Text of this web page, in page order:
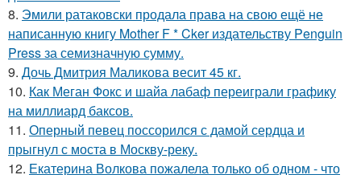
8. Эмили ратаковски продала права на свою ещё не
написанную книгу Mother F * Cker издательству Penguin
Press за семизначную сумму.
9. Дочь Дмитрия Маликова весит 45 кг.
10. Как Меган Фокс и шайа лабаф переиграли графику
на миллиард баксов.
11. Оперный певец поссорился с дамой сердца и
прыгнул с моста в Москву-реку.
12. Екатерина Волкова пожалела только об одном - что